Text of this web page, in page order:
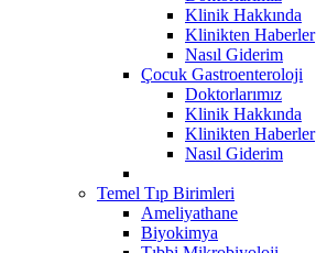
Klinik Hakkında
Klinikten Haberler
Nasıl Giderim
Çocuk Gastroenteroloji
Doktorlarımız
Klinik Hakkında
Klinikten Haberler
Nasıl Giderim
Temel Tıp Birimleri
Ameliyathane
Biyokimya